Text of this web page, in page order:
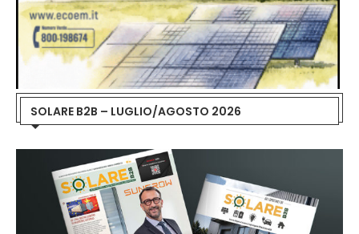
SOLARE B2B – LUGLIO/AGOSTO 2026